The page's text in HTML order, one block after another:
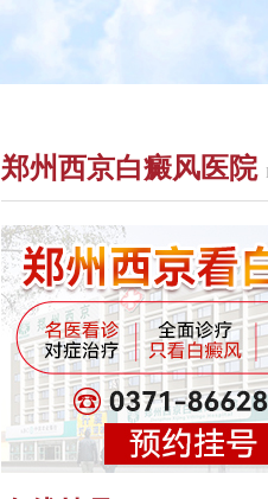
郑州西京白癜风医院